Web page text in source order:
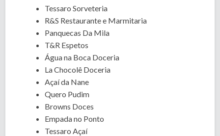
Tessaro Sorveteria
R&S Restaurante e Marmitaria
Panquecas Da Mila
T&R Espetos
Água na Boca Doceria
La Chocolê Doceria
Açaí da Nane
Quero Pudim
Browns Doces
Empada no Ponto
Tessaro Açaí